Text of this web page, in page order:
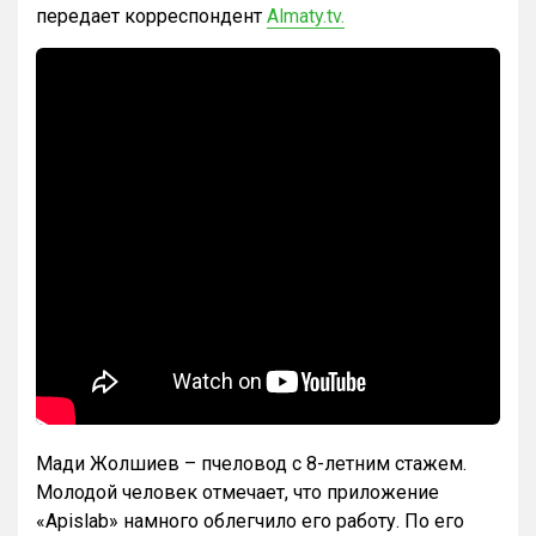
передает корреспондент Almaty.tv.
Мади Жолшиев – пчеловод с 8-летним стажем.
Молодой человек отмечает, что приложение
«Apislab» намного облегчило его работу. По его